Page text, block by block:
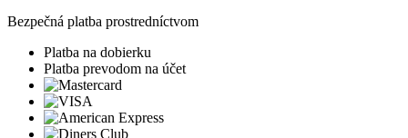
Bezpečná platba prostredníctvom
Platba na dobierku
Platba prevodom na účet